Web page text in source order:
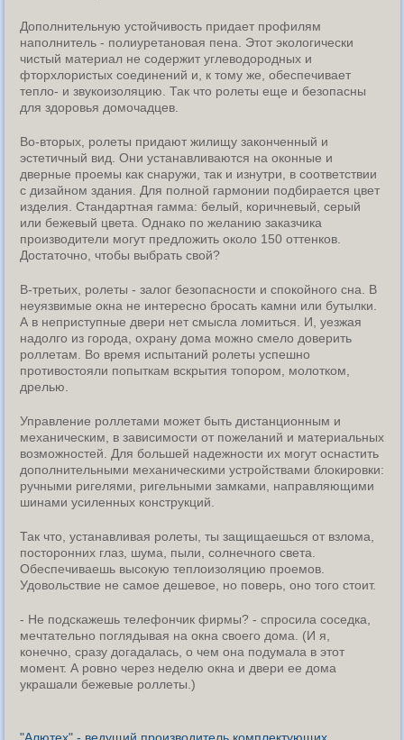
Дополнительную устойчивость придает профилям
наполнитель - полиуретановая пена. Этот экологически
чистый материал не содержит углеводородных и
фторхлористых соединений и, к тому же, обеспечивает
тепло- и звукоизоляцию. Так что ролеты еще и безопасны
для здоровья домочадцев.
Во-вторых, ролеты придают жилищу законченный и
эстетичный вид. Они устанавливаются на оконные и
дверные проемы как снаружи, так и изнутри, в соответствии
с дизайном здания. Для полной гармонии подбирается цвет
изделия. Стандартная гамма: белый, коричневый, серый
или бежевый цвета. Однако по желанию заказчика
производители могут предложить около 150 оттенков.
Достаточно, чтобы выбрать свой?
В-третьих, ролеты - залог безопасности и спокойного сна. В
неуязвимые окна не интересно бросать камни или бутылки.
А в неприступные двери нет смысла ломиться. И, уезжая
надолго из города, охрану дома можно смело доверить
роллетам. Во время испытаний ролеты успешно
противостояли попыткам вскрытия топором, молотком,
дрелью.
Управление роллетами может быть дистанционным и
механическим, в зависимости от пожеланий и материальных
возможностей. Для большей надежности их могут оснастить
дополнительными механическими устройствами блокировки:
ручными ригелями, ригельными замками, направляющими
шинами усиленных конструкций.
Так что, устанавливая ролеты, ты защищаешься от взлома,
посторонних глаз, шума, пыли, солнечного света.
Обеспечиваешь высокую теплоизоляцию проемов.
Удовольствие не самое дешевое, но поверь, оно того стоит.
- Не подскажешь телефончик фирмы? - спросила соседка,
мечтательно поглядывая на окна своего дома. (И я,
конечно, сразу догадалась, о чем она подумала в этот
момент. А ровно через неделю окна и двери ее дома
украшали бежевые роллеты.)